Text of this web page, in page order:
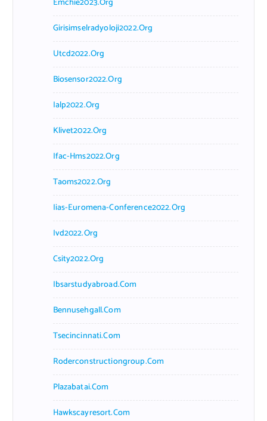
Girisimselradyoloji2022.org
Utcd2022.org
Biosensor2022.org
Ialp2022.org
Klivet2022.org
Ifac-Hms2022.org
Taoms2022.org
Iias-Euromena-Conference2022.org
Ivd2022.org
Csity2022.org
Ibsarstudyabroad.com
Bennusehgall.com
Tsecincinnati.com
Roderconstructiongroup.com
Plazabatai.com
Hawkscayresort.com